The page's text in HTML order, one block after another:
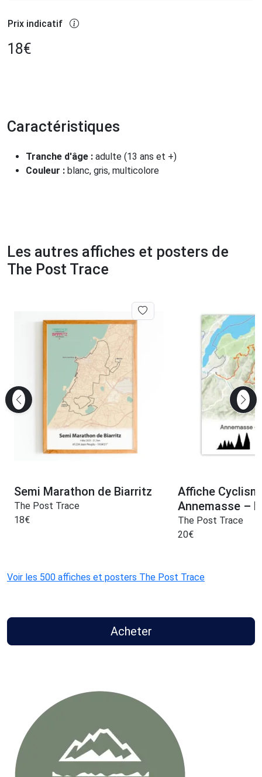
Prix indicatif
18€
Caractéristiques
Tranche d'âge : adulte (13 ans et +)
Couleur : blanc, gris, multicolore
Les autres affiches et posters de
The Post Trace
Semi Marathon de Biarritz
The Post Trace
18€
Affiche
Annemasse –
The Post Trace
20€
Voir les 500 affiches et posters The Post Trace
Acheter